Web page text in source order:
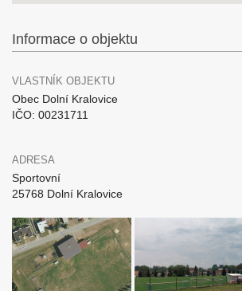
Informace o objektu
VLASTNÍK OBJEKTU
Obec Dolní Kralovice
IČO: 00231711
ADRESA
Sportovní
25768 Dolní Kralovice